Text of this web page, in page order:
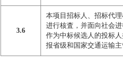
3.6
本项目招标人、招标代
进行核査，并面向社会
作为中标候选人的投标
报省级和国家交通运输